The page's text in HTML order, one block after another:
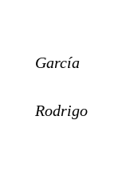
a un
y a un
García Ya,
y otro
Rodrigo Nο
que mil
por
por los